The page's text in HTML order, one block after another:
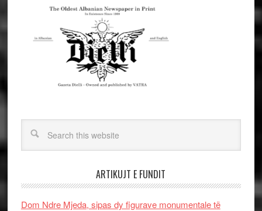
ARTIKUJT E FUNDIT
Dom Ndre Mjeda, sipas dy figurave monumentale të